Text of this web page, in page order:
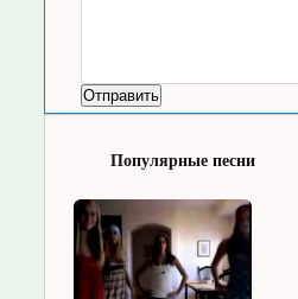
Популярные песни